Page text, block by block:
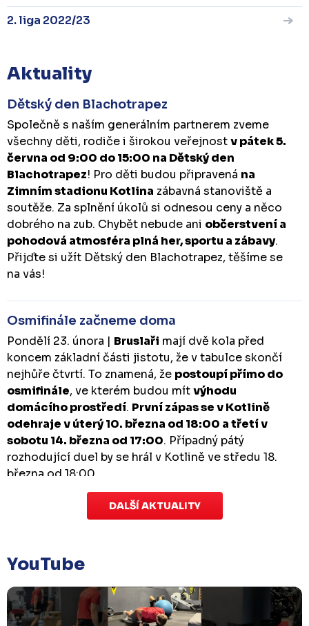
2. liga 2022/23
Aktuality
Dětský den Blachotrapez
Společně s naším generálním partnerem zveme
všechny děti, rodiče i širokou veřejnostv pátek 5.
června od 9:00 do 15:00 na Dětský den
Blachotrapez! Pro děti budou připravená na
Zimním stadionu Kotlina zábavná stanoviště a
soutěže. Za splnění úkolů si odnesou ceny a něco
dobrého na zub. Chybět nebude ani občerstvení a
pohodová atmosféra plná her, sportu a zábavy.
Přijďte si užít Dětský den Blachotrapez, těšíme se
na vás!
Osmifinále začneme doma
Pondělí 23. února | Bruslaři mají dvě kola před
koncem základní části jistotu, že v tabulce skončí
nejhůře čtvrtí. To znamená, že postoupí přímo do
osmifinále, ve kterém budou mítvýhodu
domácího prostředí. První zápas se v Kotlině
odehraje v úterý 10. března od 18:00 a třetí v
sobotu 14. března od 17:00. Případný pátý
rozhodující duel by se hrál v Kotlině ve středu 18.
března od 18:00.
Zápas dorostu je odložen
které se mělo odehrát v pátek 30. ledna ve 14:15,
odloženo!Odehraje se v náhradním termínu, o
kterém se bude jednat.
DALŠÍ AKTUALITY
YouTube